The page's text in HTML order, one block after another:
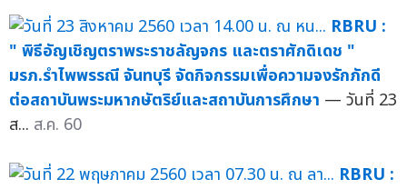
RBRU :
" พิธีอัญเชิญตราพระราชลัญจกร และตราศักดิเดช "
มรภ.รำไพพรรณี จันทบุรี จัดกิจกรรมเพื่อความจงรักภักดี
ต่อสถาบันพระมหากษัตริย์และสถาบันการศึกษา — วันที่ 23
ส... ส.ค. 60
RBRU :